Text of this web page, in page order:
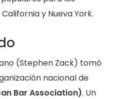
y Nueva York.
(Stephen Zack) tomó
nacional de
Bar Association). Un